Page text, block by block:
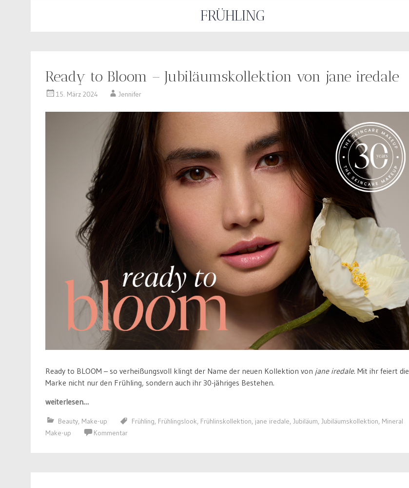
FRÜHLING
Ready to Bloom – Jubiläumskollektion von jane iredale
15. März 2024 Jennifer
Ready to BLOOM – so verheißungsvoll klingt der Name der neuen Kollektion von jane iredale. Mit ihr feiert die
Marke nicht nur den Frühling, sondern auch ihr 30-jähriges Bestehen.
weiterlesen…
Beauty, Make-up Frühling, Frühlingslook, Frühlinskollektion, jane iredale, Jubiläum, Jubiläumskollektion, Mineral
Make-up
Kommentar